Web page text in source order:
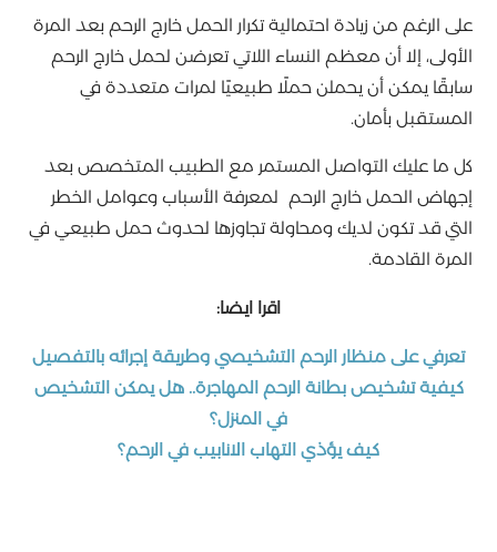
على الرغم من زيادة احتمالية تكرار الحمل خارج الرحم بعد المرة
الأولى، إلا أن معظم النساء اللاتي تعرضن لحمل خارج الرحم
سابقًا يمكن أن يحملن حملًا طبيعيًا لمرات متعددة في
المستقبل بأمان.
كل ما عليك التواصل المستمر مع الطبيب المتخصص بعد
إجهاض الحمل خارج الرحم لمعرفة الأسباب وعوامل الخطر
التي قد تكون لديك ومحاولة تجاوزها لحدوث حمل طبيعي في
المرة القادمة.
اقرا ايضا:
تعرفي على منظار الرحم التشخيصي وطريقة إجرائه بالتفصيل
كيفية تشخيص بطانة الرحم المهاجرة.. هل يمكن التشخيص
في المنزل؟
كيف يؤذي التهاب الانابيب في الرحم؟